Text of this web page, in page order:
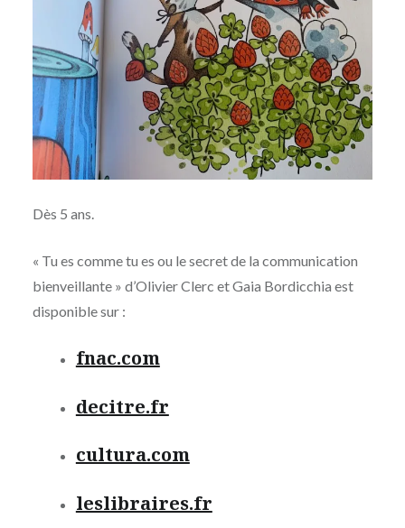
Dès 5 ans.
« Tu es comme tu es ou le secret de la communication
bienveillante » d’Olivier Clerc et Gaia Bordicchia est
disponible sur :
fnac.com
decitre.fr
cultura.com
leslibraires.fr